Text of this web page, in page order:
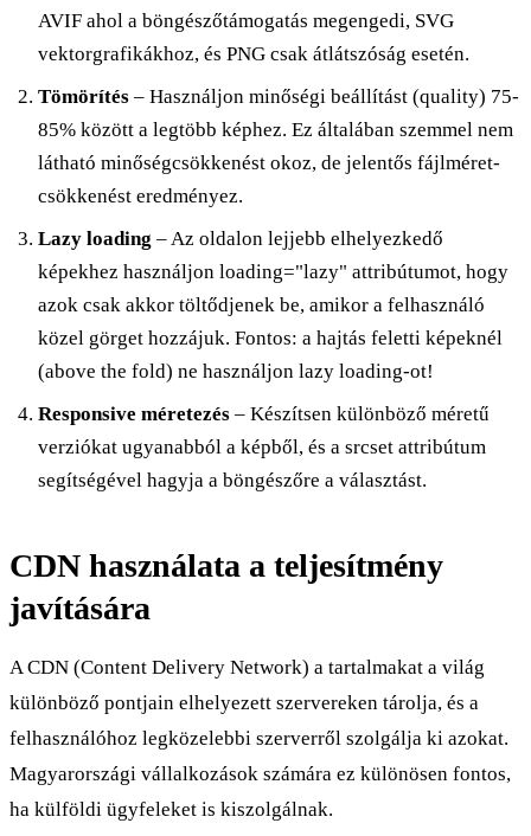
AVIF ahol a böngészőtámogatás megengedi, SVG
vektorgrafikákhoz, és PNG csak átlátszóság esetén.
Tömörítés – Használjon minőségi beállítást (quality) 75-
85% között a legtöbb képhez. Ez általában szemmel nem
látható minőségcsökkenést okoz, de jelentős fájlméret-
csökkenést eredményez.
Lazy loading – Az oldalon lejjebb elhelyezkedő
képekhez használjon loading="lazy" attribútumot, hogy
azok csak akkor töltődjenek be, amikor a felhasználó
közel görget hozzájuk. Fontos: a hajtás feletti képeknél
(above the fold) ne használjon lazy loading-ot!
Responsive méretezés – Készítsen különböző méretű
verziókat ugyanabból a képből, és a srcset attribútum
segítségével hagyja a böngészőre a választást.
CDN használata a teljesítmény
javítására
A CDN (Content Delivery Network) a tartalmakat a világ
különböző pontjain elhelyezett szervereken tárolja, és a
felhasználóhoz legközelebbi szerverről szolgálja ki azokat.
Magyarországi vállalkozások számára ez különösen fontos,
ha külföldi ügyfeleket is kiszolgálnak.